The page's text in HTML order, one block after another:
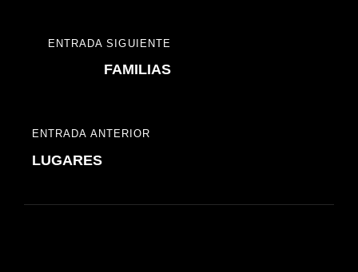
ENTRADA ANTERIOR
LUGARES
ENTRADA SIGUIENTE
FAMILIAS